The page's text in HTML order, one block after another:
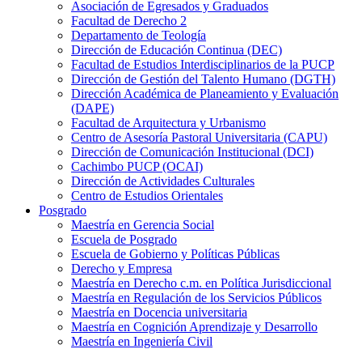
Asociación de Egresados y Graduados
Facultad de Derecho 2
Departamento de Teología
Dirección de Educación Continua (DEC)
Facultad de Estudios Interdisciplinarios de la PUCP
Dirección de Gestión del Talento Humano (DGTH)
Dirección Académica de Planeamiento y Evaluación
(DAPE)
Facultad de Arquitectura y Urbanismo
Centro de Asesoría Pastoral Universitaria (CAPU)
Dirección de Comunicación Institucional (DCI)
Cachimbo PUCP (OCAI)
Dirección de Actividades Culturales
Centro de Estudios Orientales
Posgrado
Maestría en Gerencia Social
Escuela de Posgrado
Escuela de Gobierno y Políticas Públicas
Derecho y Empresa
Maestría en Derecho c.m. en Política Jurisdiccional
Maestría en Regulación de los Servicios Públicos
Maestría en Docencia universitaria
Maestría en Cognición Aprendizaje y Desarrollo
Maestría en Ingeniería Civil